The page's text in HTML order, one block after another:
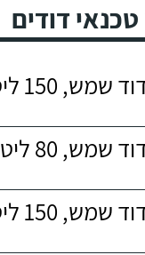
טכנאי דודים